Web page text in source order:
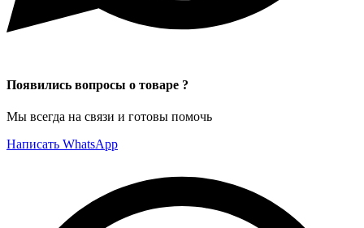
Появились вопросы о товаре ?
Мы всегда на связи и готовы помочь
Написать WhatsApp